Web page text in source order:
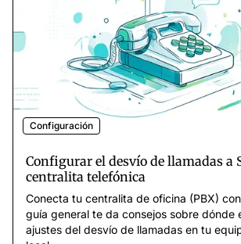
Configuración
Configurar el desvío de llamadas a
centralita telefónica
Conecta tu centralita de oficina (PBX)
guía general te da consejos sobre dónde
ajustes del desvío de llamadas en tu